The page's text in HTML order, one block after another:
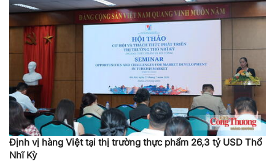
Định vị hàng Việt tại thị trường thực phẩm 26,3 tỷ USD Thổ
Nhĩ Kỳ